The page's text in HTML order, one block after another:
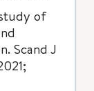
of
Scand J